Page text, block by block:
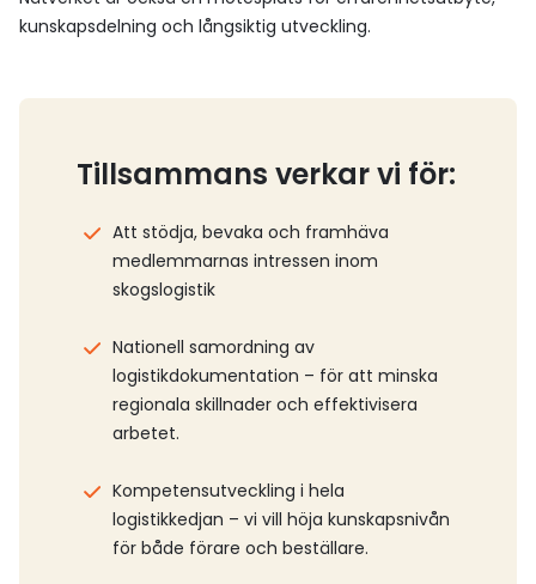
kunskapsdelning och långsiktig utveckling.
Tillsammans verkar vi för:
Att stödja, bevaka och framhäva
medlemmarnas intressen inom
skogslogistik
Nationell samordning av
logistikdokumentation – för att minska
regionala skillnader och effektivisera
arbetet.
Kompetensutveckling i hela
logistikkedjan – vi vill höja kunskapsnivån
för både förare och beställare.